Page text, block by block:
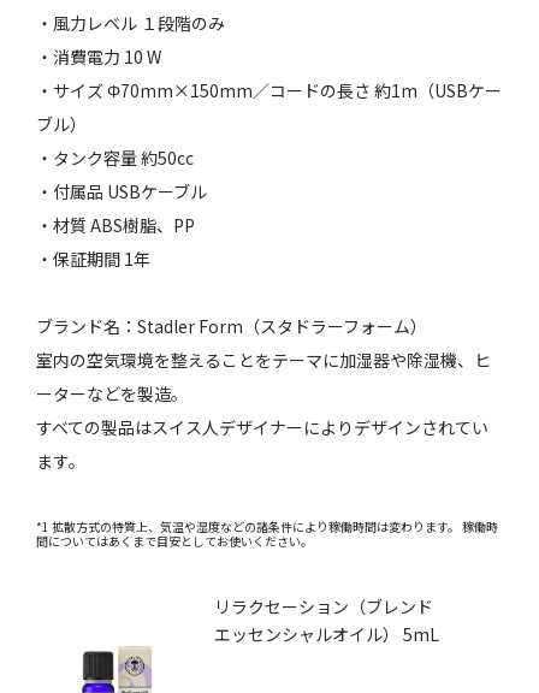
・風力レベル １段階のみ
・消費電力 10 W
・サイズ Φ70mm×150mm／コードの長さ 約1m（USBケー
ブル）
・タンク容量 約50cc
・付属品 USBケーブル
・材質 ABS樹脂、PP
・保証期間 1年
ブランド名：Stadler Form（スタドラーフォーム）
室内の空気環境を整えることをテーマに加湿器や除湿機、ヒ
ーターなどを製造。
すべての製品はスイス人デザイナーによりデザインされてい
ます。
*1 拡散方式の特質上、気温や湿度などの諸条件により稼働時間は変わります。 稼働時
間についてはあくまで目安としてお使いください。
リラクセーション（ブレンド
エッセンシャルオイル） 5mL